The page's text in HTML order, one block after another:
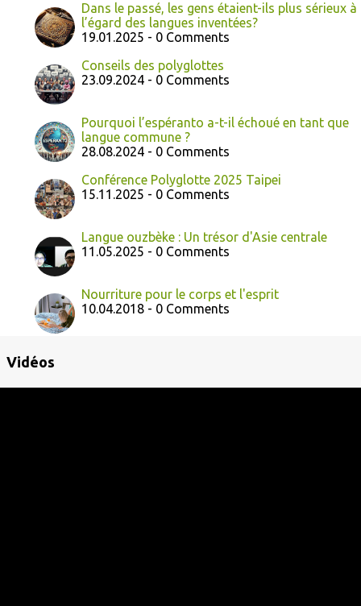
Dans le passé, les gens étaient-ils plus sérieux à
l’égard des langues inventées?
19.01.2025 - 0 Comments
Conseils des polyglottes
23.09.2024 - 0 Comments
Pourquoi l’espéranto a-t-il échoué en tant que
langue commune ?
28.08.2024 - 0 Comments
Conférence Polyglotte 2025 Taipei
15.11.2025 - 0 Comments
Langue ouzbèke : Un trésor d'Asie centrale
11.05.2025 - 0 Comments
Nourriture pour le corps et l'esprit
10.04.2018 - 0 Comments
Vidéos